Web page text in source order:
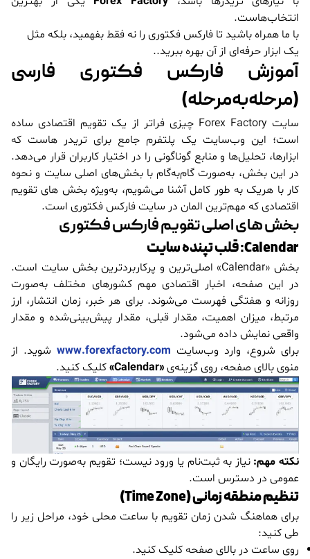
انتخاب‌هاست.
با ما همراه باشید تا فارکس فکتوری را نه فقط بفهمید، بلکه مثل
یک ابزار حرفه‌ای از آن بهره ببرید..
آموزش فارکس فکتوری فارسی
(مرحله‌به‌مرحله)
سایت Forex Factory چیزی فراتر از یک تقویم اقتصادی ساده
است؛ این وب‌سایت یک پلتفرم جامع برای تریدر هاست که
ابزارها، تحلیل‌ها و منابع گوناگونی را در اختیار کاربران قرار می‌دهد.
در این بخش، به‌صورت گام‌به‌گام با بخش‌های اصلی سایت و نحوه
کار با هریک به طور کامل آشنا می‌شویم، به‌ویژه بخش های تقویم
اقتصادی که مهم‌ترین المان در سایت فارکس فکتوری است.
بخش های اصلی تقویم فارکس فکتوری
Calendar: قلب تپنده سایت
بخش «Calendar» اصلی‌ترین و پرکاربردترین بخش سایت است.
در این صفحه، اخبار اقتصادی مهم کشورهای مختلف به‌صورت
روزانه و هفتگی فهرست می‌شوند. برای هر خبر، زمان انتشار، ارز
مرتبط، میزان اهمیت، مقدار قبلی، مقدار پیش‌بینی‌شده و مقدار
واقعی نمایش داده می‌شود.
برای شروع، وارد وب‌سایتwww.forexfactory.com
شوید. از
منوی بالای صفحه، روی گزینه‌ی«Calendar» کلیک کنید.
نکته مهم:نیاز به ثبت‌نام یا ورود نیست؛ تقویم به‌صورت رایگان و
عمومی در دسترس است.
تنظیم منطقه زمانی (Time Zone)
برای هماهنگ شدن زمان تقویم با ساعت محلی خود، مراحل زیر را
طی کنید:
روی ساعت در بالای صفحه کلیک کنید.